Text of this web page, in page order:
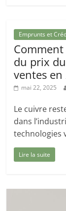
Emprunts et
du prix
ventes en
mai 22, 2025
Le cuivre
dans
technologies
Lire la suite